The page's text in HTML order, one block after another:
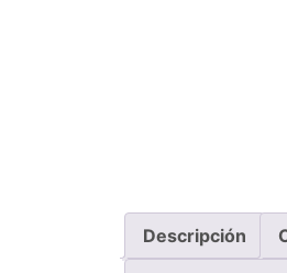
Descripción